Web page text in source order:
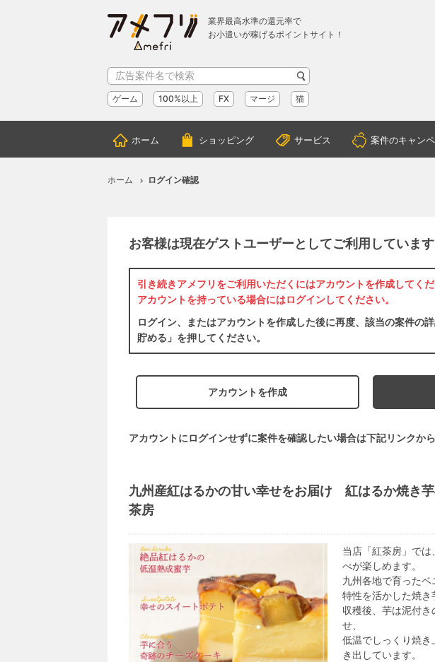
業界最高水準の還元率で
お小遣いが稼げるポイントサイト！
ゲーム 100%以上 FX マージ 猫
ホーム ショッピング サービス 案件のキャン
ホーム ログイン確認
お客様は現在ゲストユーザーとしてご利用しています
引き続きアメフリをご利用いただくにはアカウントを作成してくだ
アカウントを持っている場合にはログインしてください。
ログイン、またはアカウントを作成した後に再度、該当の案件の
貯める」を押してください。
アカウントを作成
アカウントにログインせずに案件を確認したい場合は下記リンクから
九州産紅はるかの甘い幸せをお届け 紅はるか焼き
茶房
当店「紅茶房」で
べが楽しめます。
九州各地で育った
特性を活かした焼き
収穫後、芋は泥付
せ、
低温でしっくり焼き
き出しています。